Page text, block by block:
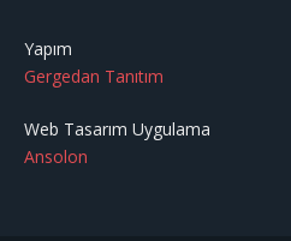
Yapım
Gergedan Tanıtım
Web Tasarım Uygulama
Ansolon